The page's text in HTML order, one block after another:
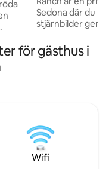
Sedona där du
stjärnbilder
koppla av vid
Thunder
boendet, så att
för gästhus i
Wifi